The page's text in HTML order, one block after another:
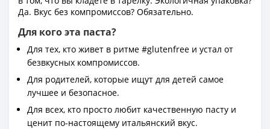
Да. Вкус без компромиссов? Обязательно.
Для кого эта паста?
Для тех, кто живет в ритме #glutenfree и устал от
безвкусных компромиссов.
Для родителей, которые ищут для детей самое
лучшее и безопасное.
Для всех, кто просто любит качественную пасту и
ценит по-настоящему итальянский вкус.